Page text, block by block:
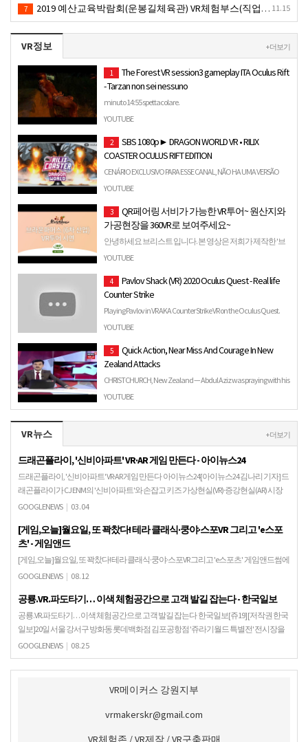
11.15
7 2019 예산교육박람회(운봉길체육관) VR체험부스(직업진로체험 / 인기VR체험)-VR렌탈대여행사
VR정보 + 더보기
1
The Forest VR session3 gameplay ITA Oculus Rift
- Tarzan non sei nessuno
minuto 14:55 spettacolare.
YOUTUBE
2
SBS 1080p► DRAGON WORLD VR • RILIX
COASTER OCULUS RIFT EDITION
CENÁRIO EXCLUSIVO PARA ESSE CANAL, NÃO HA UMA VERSÃO
PARA COMERCIALIZAÇÃO CENÁRIO: DRAGON WORLD - RILIX
YOUTUBE
3
QR페어링 서비가 가능한 VR투어~ 원산지와
가공현장을 360VR로 보여주세요~
안녕하세요 브리스트 입니다. 본 영상은 저희가 제작한 '브
라운파머스' VR사이버투어 시연 영상입니다. VR투어는 PC
YOUTUBE
4
Pavlov Shack (VR) 2020 Oculus Quest - Real life
Counter Strike
Playing Pavlov in VR AKA Counter Strike VR on the Oculus Quest.
Watch me shoot and get shot, maybe even knifed in this V…
YOUTUBE
5
Quick Action, Near Miss And Courage In New
Zealand Attacks
CHRISTCHURCH, New Zealand — Abdul Aziz was praying with his
four sons in the Linwood Mosque when he heard the gunshots. …
YOUTUBE
VR뉴스 + 더보기
드래곤플라이, '신비아파트' VR·AR 게임 만든다 - 아이뉴스24
드래곤플라이, '신비아파트' VR·AR 게임 만든다 아이뉴스24[아이뉴스24 김나리 기자] 드
래곤플라이가 CJ ENM의 '신비아파트'와 손잡고 키즈 가상현실(VR)·증강현실(AR) 시장
진출에 나선다. 드래곤플라이…
GOOGLENEWS | 03.04
[게임,오늘]월요일, 또 꽉찼다! 테라 클래식·쿵야·스포VR 그리고 'e스포
츠' - 게임앤드
[게임,오늘]월요일, 또 꽉찼다! 테라 클래식·쿵야·스포VR 그리고 'e스포츠' 게임앤드썸에
이지, 신작 모바일MMORPG '치우:신시에 이는 바람' 출시. 월요일, 또 뜨거웠다. 그리고
GOOGLENEWS | 08.12
공룡.VR.파도타기… 이색 체험공간으로 고객 발길 잡는다 - 한국일보
공룡.VR.파도타기… 이색 체험공간으로 고객 발길 잡는다 한국일보[쥬19] [저작권 한국
일보]20일 서울 강서구 방화동 롯데백화점 김포공항점 '쥬라기월드 특별전' 전시장을
찾은 어린이들이 공룡들을 살펴보고 있다. …
GOOGLENEWS | 08.25
VR메이커스 강원지부
vrmakerskr@gmail.com
VR체험존 / VR제작 / VR구축판매